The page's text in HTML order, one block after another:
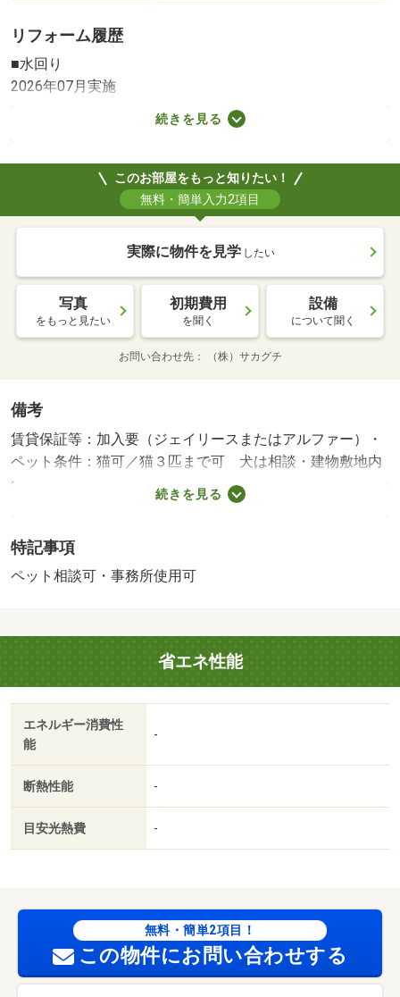
リフォーム履歴
■水回り
2026年07月実施
※実施年月は、施工箇所の中で最も古いものを表示してい
続きを見る
このお部屋をもっと知りたい！
無料・簡単入力2項目
実際に物件を見学 したい
写真
をもっと見たい
初期費用
を聞く
設備
について聞く
お問い合わせ先 （株）サカグチ
備考
賃貸保証等：加入要（ジェイリースまたはアルファー）・
ペット条件：猫可／猫３匹まで可 犬は相談・建物敷地内
に５，０００／月の駐車場あります。エアコン・カーテン
付。・バイク置場：有・駐輪場：有
続きを見る
特記事項
ペット相談可・事務所使用可
省エネ性能
エネルギー消費性
能
-
断熱性能 -
目安光熱費 -
無料・簡単2項目！
この物件にお問い合わせする